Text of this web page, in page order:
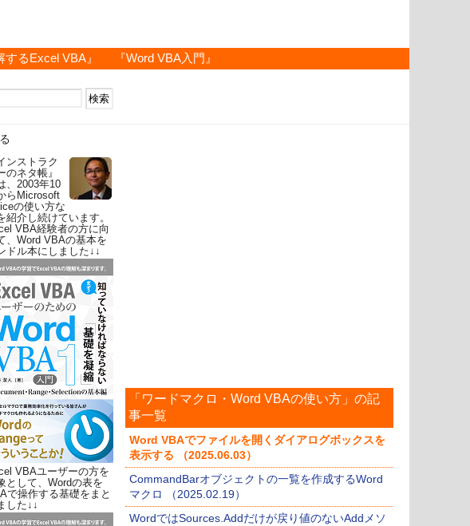
するExcel VBA』 『Word VBA入門』
ンストラク
のネタ帳』
、2003年10
らMicrosoft
の使い方な
紹介し続けています。
VBA経験者の方に向
、Word VBAの基本を
ドル本にしました↓↓
VBAユーザーの方を
として、Wordの表を
で操作する基礎をまと
した↓↓
「ワードマクロ・Word VBAの使い方」の記
事一覧
Word VBAでファイルを開くダイアログボックスを
表示する （2025.06.03）
CommandBarオブジェクトの一覧を作成するWord
マクロ （2025.02.19）
WordではSources.Addだけが戻り値のないAddメソ